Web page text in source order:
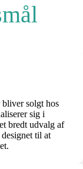
solgt hos
sig i
bredt udvalg af
til at